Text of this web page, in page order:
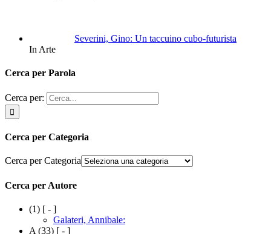
Severini, Gino: Un taccuino cubo-futurista
In Arte
Cerca per Parola
Cerca per:
Cerca per Categoria
Cerca per Categoria
Cerca per Autore
(1) [ - ]
Galateri, Annibale:
A (33) [ - ]